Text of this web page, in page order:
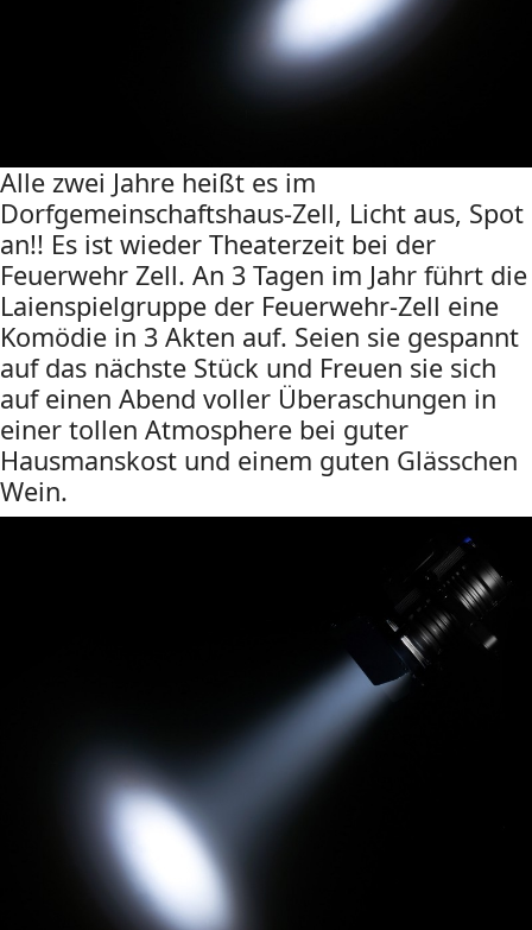
Alle zwei Jahre heißt es im
Dorfgemeinschaftshaus-Zell, Licht aus, Spot
an!! Es ist wieder Theaterzeit bei der
Feuerwehr Zell. An 3 Tagen im Jahr führt die
Laienspielgruppe der Feuerwehr-Zell eine
Komödie in 3 Akten auf. Seien sie gespannt
auf das nächste Stück und Freuen sie sich
auf einen Abend voller Überaschungen in
einer tollen Atmosphere bei guter
Hausmanskost und einem guten Glässchen
Wein.